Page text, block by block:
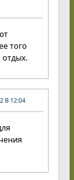
того
В 12:04